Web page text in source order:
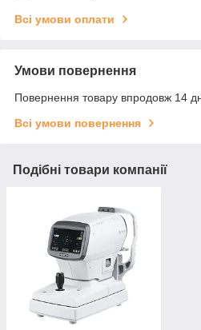
Всі умови оплати
Умови повернення
Повернення товару впродовж 14
Всі умови повернення
Подібні товари компанії